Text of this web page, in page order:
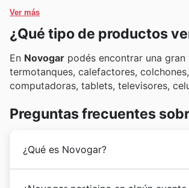
Ver más
¿Qué tipo de productos
En Novogar podés encontrar una
termotanques, calefactores,
computadoras, tablets, televisores,
Preguntas frecuentes
¿Qué es Novogar?